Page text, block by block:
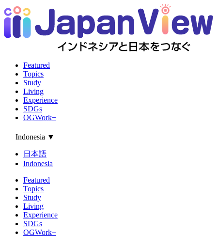
Featured
Topics
Study
Living
Experience
SDGs
OGWork+
Indonesia ▼
日本語
Indonesia
Featured
Topics
Study
Living
Experience
SDGs
OGWork+